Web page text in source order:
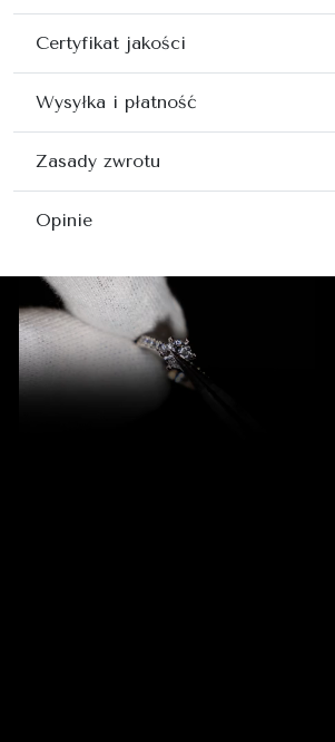
Certyfikat jakości
Wysyłka i płatność
Zasady zwrotu
Opinie